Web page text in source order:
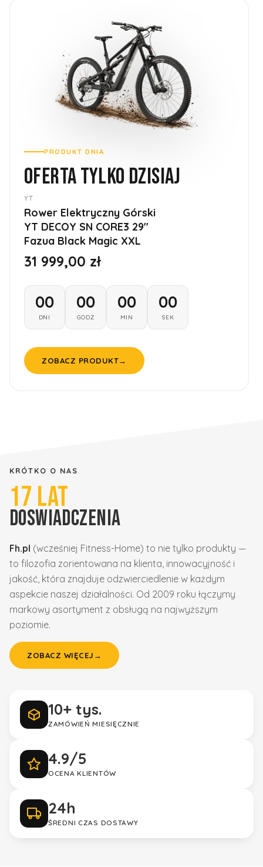
PRODUKT DNIA
OFERTA TYLKO DZISIAJ
YT
Rower Elektryczny Górski
YT DECOY SN CORE3 29''
Fazua Black Magic XXL
31 999,00 zł
00
DNI
00
GODZ
00
MIN
00
SEK
ZOBACZ PRODUKT→
KRÓTKO O NAS
17 LAT
DOSWIADCZENIA
Fh.pl (wcześniej Fitness-Home) to nie tylko produkty —
to filozofia zorientowana na klienta, innowacyjność i
jakość, która znajduje odzwierciedlenie w każdym
aspekcie naszej działalności. Od 2009 roku łączymy
markowy asortyment z obsługą na najwyższym
poziomie.
ZOBACZ WIĘCEJ →
10+ tys.
ZAMÓWIEŃ MIESIĘCZNIE
4.9/5
OCENA KLIENTÓW
24h
ŚREDNI CZAS DOSTAWY
tylko sprawdzone marki